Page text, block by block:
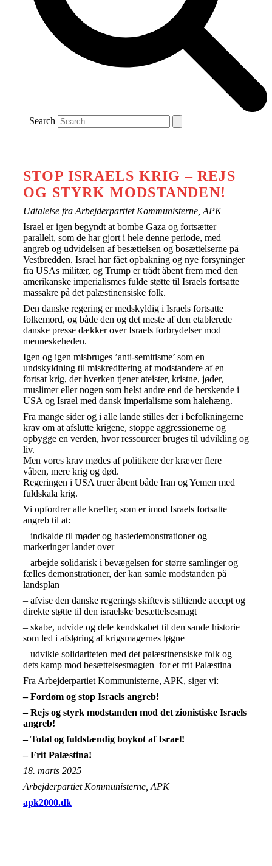
Search
STOP ISRAELS KRIG – REJS
OG STYRK MODSTANDEN!
Udtalelse fra Arbejderpartiet Kommunisterne, APK
Israel er igen begyndt at bombe Gaza og fortsætter
parallelt, som de har gjort i hele denne periode, med
angreb og udvidelsen af besættelsen og bosættelserne på
Vestbredden. Israel har fået opbakning og nye forsyninger
fra USAs militær, og Trump er trådt åbent frem med den
amerikanske imperialismes fulde støtte til Israels fortsatte
massakre på det palæstinensiske folk.
Den danske regering er medskyldig i Israels fortsatte
folkemord, og både den og det meste af den etablerede
danske presse dækker over Israels forbrydelser mod
menneskeheden.
Igen og igen misbruges ’anti-semitisme’ som en
undskyldning til miskreditering af modstandere af en
fortsat krig, der hverken tjener ateister, kristne, jøder,
muslimer eller nogen som helst andre end de herskende i
USA og Israel med dansk imperialisme som halehæng.
Fra mange sider og i alle lande stilles der i befolkningerne
krav om at afslutte krigene, stoppe aggressionerne og
opbygge en verden, hvor ressourcer bruges til udvikling og
liv.
Men vores krav mødes af politikere der kræver flere
våben, mere krig og død.
Regeringen i USA truer åbent både Iran og Yemen med
fuldskala krig.
Vi opfordrer alle kræfter, som er imod Israels fortsatte
angreb til at:
– indkalde til møder og hastedemonstrationer og
markeringer landet over
– arbejde solidarisk i bevægelsen for større samlinger og
fælles demonstrationer, der kan samle modstanden på
landsplan
– afvise den danske regerings skiftevis stiltiende accept og
direkte støtte til den israelske besættelsesmagt
– skabe, udvide og dele kendskabet til den sande historie
som led i afsløring af krigsmagernes løgne
– udvikle solidariteten med det palæstinensiske folk og
dets kamp mod besættelsesmagten for et frit Palæstina
Fra Arbejderpartiet Kommunisterne, APK, siger vi:
– Fordøm og stop Israels angreb!
– Rejs og styrk modstanden mod det zionistiske Israels
angreb!
– Total og fuldstændig boykot af Israel!
– Frit Palæstina!
18. marts 2025
Arbejderpartiet Kommunisterne, APK
apk2000.dk